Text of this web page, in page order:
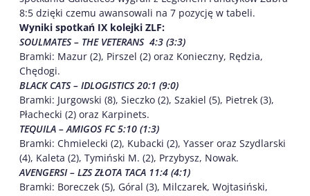
8:5 dzięki czemu awansowali na 7 pozycję w tabeli.
Wyniki spotkań IX kolejki ZLF:
SOULMATES – THE VETERANS 4:3 (3:3)
Bramki: Mazur (2), Pirszel (2) oraz Konieczny, Rędzia,
Chędogi.
BLACK CATS – IDLOGISTICS 20:1 (9:0)
Bramki: Jurgowski (8), Sieczko (2), Szakiel (5), Pietrek (3),
Płachecki (2) oraz Karpinets.
TEQUILA – AMIGOS FC 5:10 (1:3)
Bramki: Chmielecki (2), Kubacki (2), Yasser oraz Szydlarski
(4), Kaleta (2), Tymiński M. (2), Przybysz, Nowak.
AVENGERSI – LZS ZŁOTA TACA 11:4 (4:1)
Bramki: Boreczek (5), Góral (3), Milczarek, Wojtasiński,